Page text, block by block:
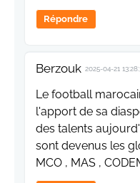
Répondre
Berzouk 2025-04-21
Le football
l'apport de sa
des talents
sont devenus les
MCO , MAS ,